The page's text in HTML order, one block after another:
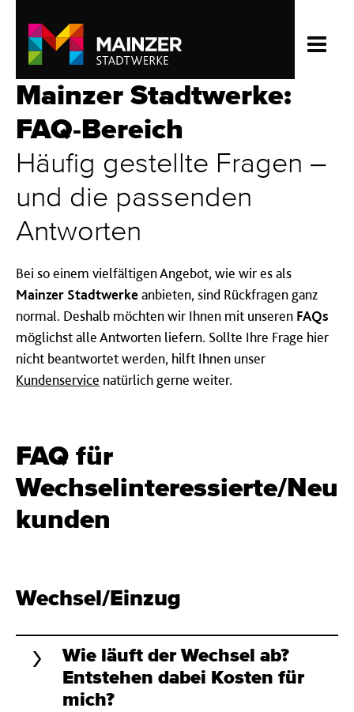
Mainzer Stadtwerke:
FAQ-Bereich
Häufig gestellte Fragen –
und die passenden
Antworten
Bei so einem vielfältigen Angebot, wie wir es als
Mainzer Stadtwerkeanbieten, sind Rückfragen ganz
normal. Deshalb möchten wir Ihnen mit unseren FAQs
möglichst alle Antworten liefern. Sollte Ihre Frage hier
nicht beantwortet werden, hilft Ihnen unser
Kundenservice natürlich gerne weiter.
FAQ für
Wechselinteressierte/Neu
kunden
Wechsel/Einzug
Wie läuft der Wechsel ab?
Entstehen dabei Kosten für
mich?